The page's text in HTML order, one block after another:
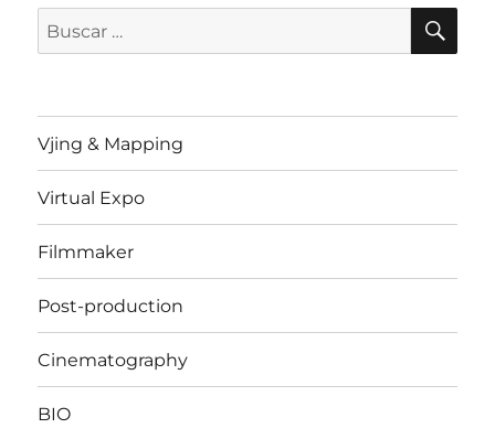
Buscar
por:
Vjing & Mapping
Virtual Expo
Filmmaker
Post-production
Cinematography
BIO